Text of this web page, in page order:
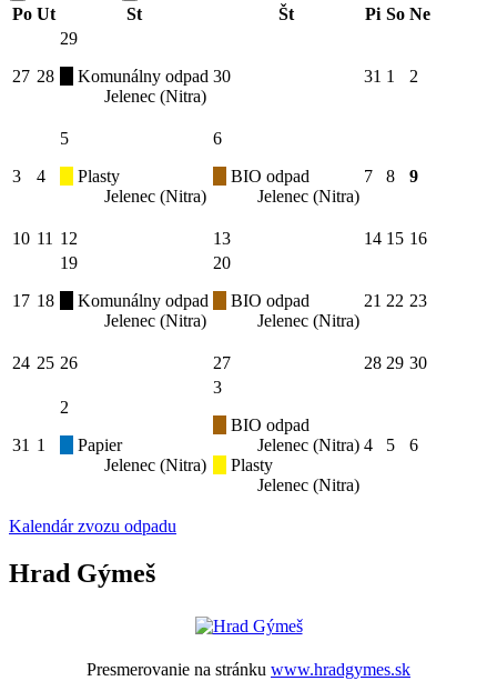
Po Ut St Št Pi So Ne
27 28
29
Komunálny odpad
Jelenec (Nitra)
30 31 1 2
3 4
5
Plasty
Jelenec (Nitra)
6
BIO odpad
Jelenec (Nitra)
7 8 9
10 11 12 13 14 15 16
17 18
19
Komunálny odpad
Jelenec (Nitra)
20
BIO odpad
Jelenec (Nitra)
21 22 23
24 25 26 27 28 29 30
31 1
2
Papier
Jelenec (Nitra)
3
BIO odpad
Jelenec (Nitra)
Plasty
Jelenec (Nitra)
4 5 6
Kalendár zvozu odpadu
Hrad Gýmeš
Presmerovanie na stránku www.hradgymes.sk